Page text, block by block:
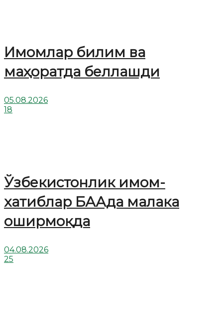
Имомлар билим ва
маҳоратда беллашди
05.08.2026
18
Ўзбекистонлик имом-
хатиблар БААда малака
оширмоқда
04.08.2026
25